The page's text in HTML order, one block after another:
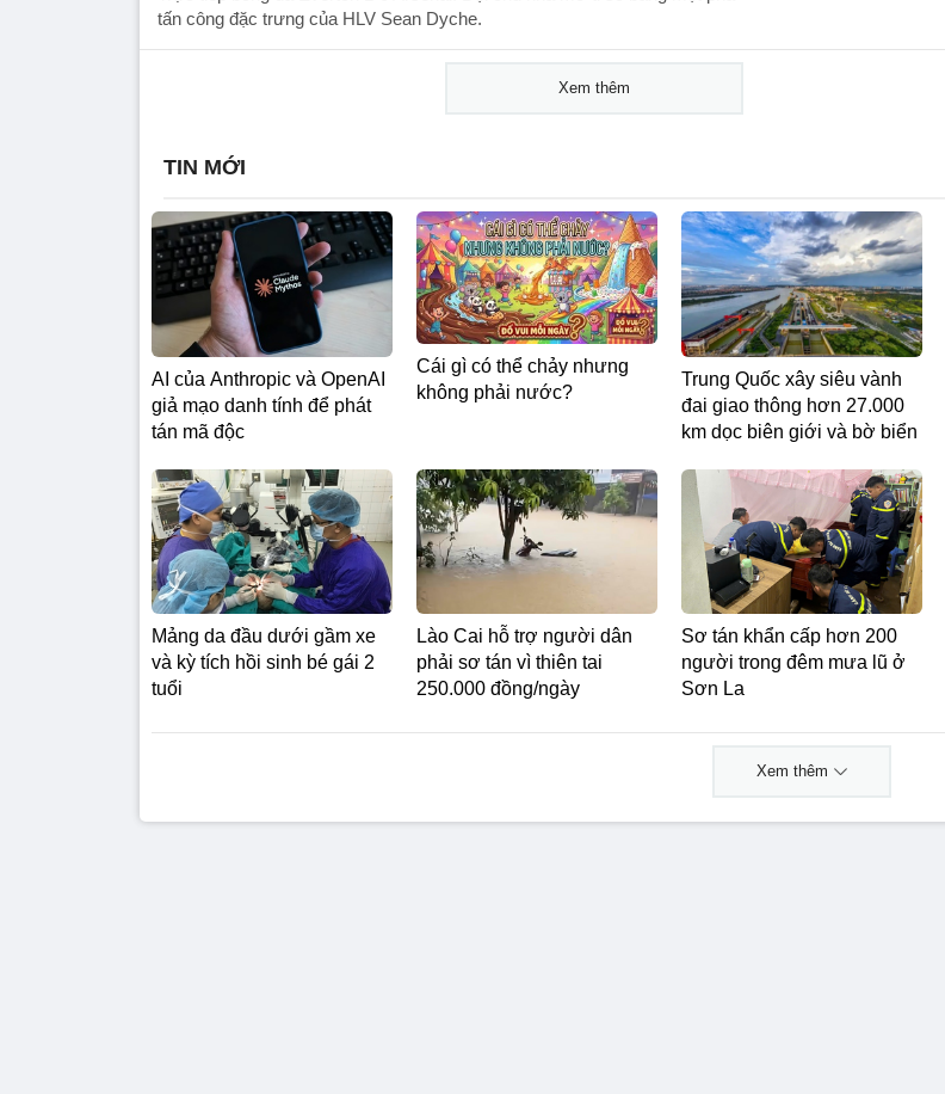
tấn công đặc trưng của HLV Sean Dyche.
Xem thêm
TIN MỚI
AI của Anthropic và OpenAI
giả mạo danh tính để phát
tán mã độc
Cái gì có thể chảy nhưng
không phải nước?
Trung Quốc xây siêu vành
đai giao thông hơn 27.000
km dọc biên giới và bờ biển
Mảng da đầu dưới gầm xe
và kỳ tích hồi sinh bé gái 2
tuổi
Lào Cai hỗ trợ người dân
phải sơ tán vì thiên tai
250.000 đồng/ngày
Sơ tán khẩn cấp hơn 200
người trong đêm mưa lũ ở
Sơn La
Xem thêm